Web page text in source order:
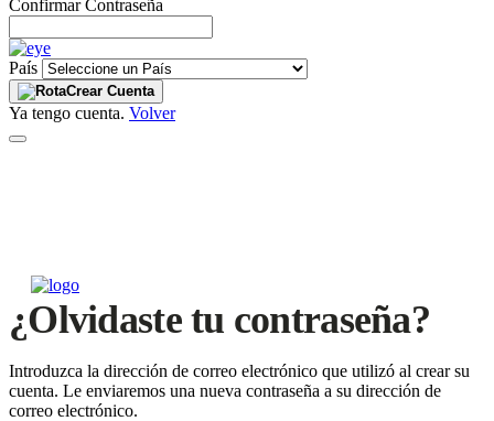
Confirmar Contraseña
País
Crear Cuenta
Ya tengo cuenta. Volver
¿Olvidaste tu contraseña?
Introduzca la dirección de correo electrónico que utilizó al crear su
cuenta. Le enviaremos una nueva contraseña a su dirección de
correo electrónico.